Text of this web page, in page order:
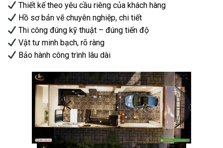
Thiết kế theo yêu cầu riêng của khách hàng
Hồ sơ bản vẽ chuyên nghiệp, chi tiết
Thi công đúng kỹ thuật – đúng tiến độ
Vật tư minh bạch, rõ ràng
Bảo hành công trình lâu dài